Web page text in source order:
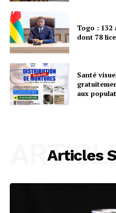
Togo : 132
dont 78
Santé
aux
Articles